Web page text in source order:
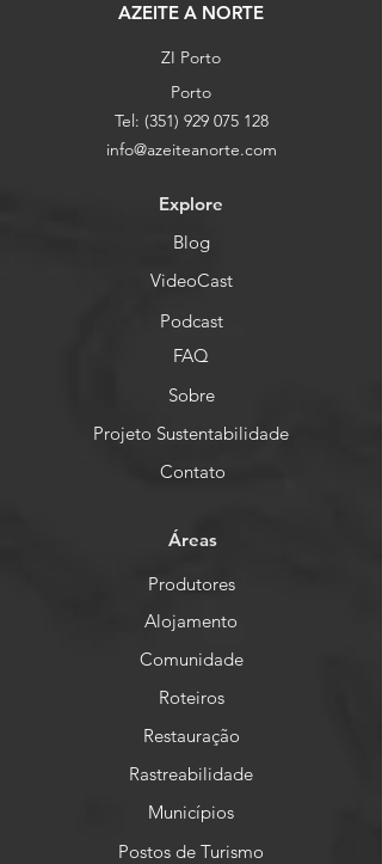
AZEITE A NORTE
ZI Porto
Porto
Tel: (351) 929 075 128
info@azeiteanorte.com
Explore
Blog
VideoCast
Podcast
FAQ
Sobre
Projeto Sustentabilidade
Contato
Áreas
Produtores
Alojamento
Comunidade
Roteiros
Restauração
Rastreabilidade
Municípios
Postos de Turismo